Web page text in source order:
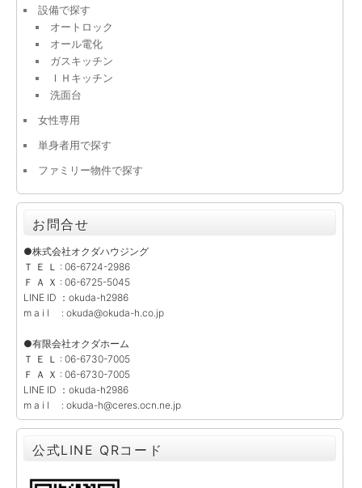
設備で探す
オートロック
オール電化
ガスキッチン
ＩＨキッチン
洗面台
女性専用
単身者用で探す
ファミリー物件で探す
お問合せ
●株式会社オクダハウジング
Ｔ Ｅ Ｌ : 06-6724-2986
Ｆ Ａ Ｘ : 06-6725-5045
LINE ID ：okuda-h2986
m a i l : okuda@okuda-h.co.jp
●有限会社オクダホーム
Ｔ Ｅ Ｌ : 06-6730-7005
Ｆ Ａ Ｘ : 06-6730-7005
LINE ID ：okuda-h2986
m a i l : okuda-h@ceres.ocn.ne.jp
公式LINE QRコード